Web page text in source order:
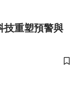
重塑預警與
儲